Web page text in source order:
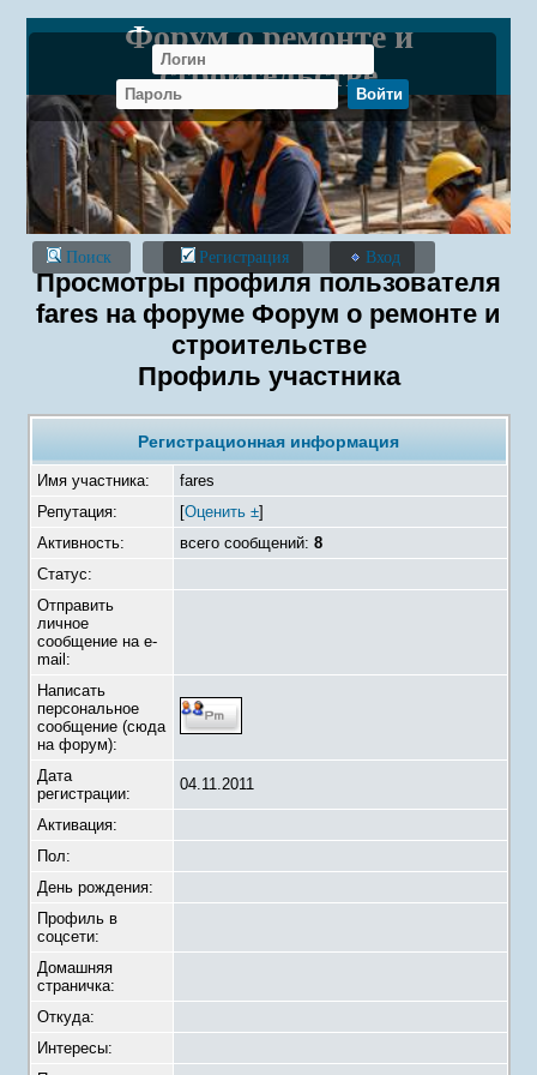
Форум о ремонте и
строительстве
Поиск Регистрация Вход
Просмотры профиля пользователя
fares на форуме Форум о ремонте и
строительстве
Профиль участника
Регистрационная информация
Имя участника:
fares
Репутация:
[Оценить ±]
Активность:
всего сообщений: 8
Статус:
Отправить
личное
сообщение на e-
mail:
Написать
персональное
сообщение (сюда
на форум):
Дата
регистрации:
04.11.2011
Активация:
Пол:
День рождения:
Профиль в
соцсети:
Домашняя
страничка:
Откуда:
Интересы: